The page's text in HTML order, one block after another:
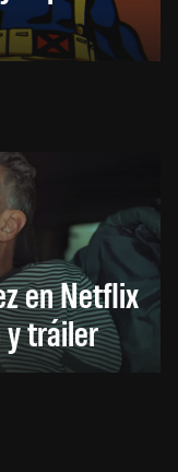
en Netflix
y tráiler